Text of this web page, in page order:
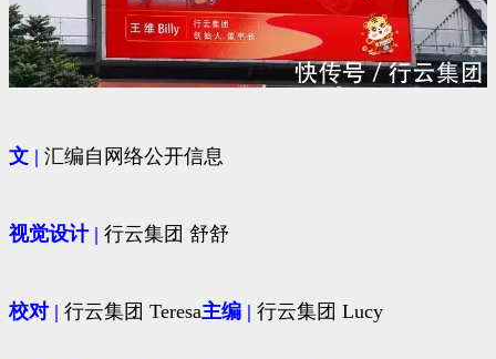
文 | 汇编自网络公开信息
视觉设计 | 行云集团 舒舒
校对 | 行云集团 Teresa主编 | 行云集团 Lucy